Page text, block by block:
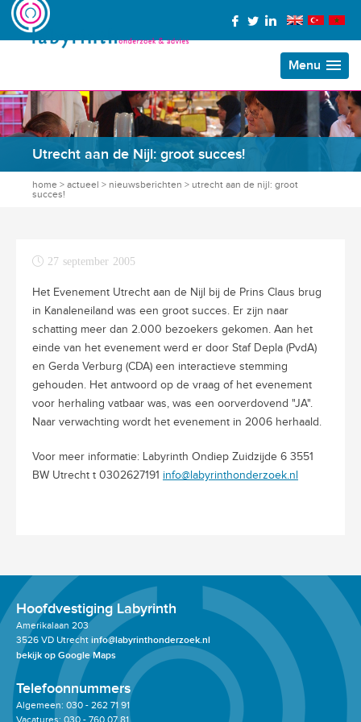
Menu
Utrecht aan de Nijl: groot succes!
home > actueel > nieuwsberichten > utrecht aan de nijl: groot
succes!
27 september 2005
Het Evenement Utrecht aan de Nijl bij de Prins Claus brug
in Kanaleneiland was een groot succes. Er zijn naar
schatting meer dan 2.000 bezoekers gekomen. Aan het
einde van het evenement werd er door Staf Depla (PvdA)
en Gerda Verburg (CDA) een interactieve stemming
gehouden. Het antwoord op de vraag of het evenement
voor herhaling vatbaar was, was een oorverdovend "JA".
Naar verwachting wordt het evenement in 2006 herhaald.
Voor meer informatie: Labyrinth Ondiep Zuidzijde 6 3551
BW Utrecht t 0302627191 info@labyrinthonderzoek.nl
Hoofdvestiging Labyrinth
Amerikalaan 203
3526 VD Utrecht info@labyrinthonderzoek.nl
bekijk op Google Maps
Telefoonnummers
Algemeen: 030 - 262 71 91
Vacatures: 030 - 760 07 81